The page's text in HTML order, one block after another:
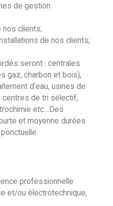
de gestion
nos clients;
de nos clients;
seront : centrales
gaz, charbon et bois),
d’eau, usines de
de tri sélectif,
etc…Des
et moyenne durées
professionnelle
et/ou électrotechnique,